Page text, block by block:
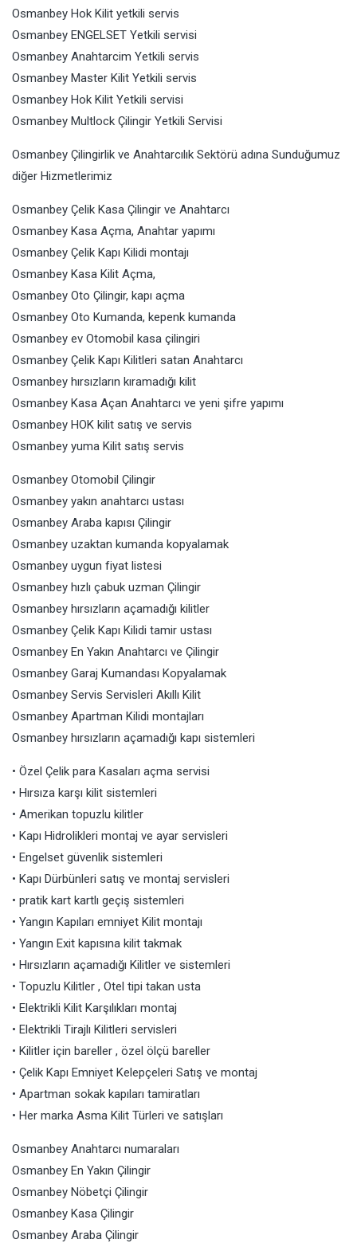
Osmanbey Hok Kilit yetkili servis
Osmanbey ENGELSET Yetkili servisi
Osmanbey Anahtarcim Yetkili servis
Osmanbey Master Kilit Yetkili servis
Osmanbey Hok Kilit Yetkili servisi
Osmanbey Multlock Çilingir Yetkili Servisi
Osmanbey Çilingirlik ve Anahtarcılık Sektörü adına Sunduğumuz
diğer Hizmetlerimiz
Osmanbey Çelik Kasa Çilingir ve Anahtarcı
Osmanbey Kasa Açma, Anahtar yapımı
Osmanbey Çelik Kapı Kilidi montajı
Osmanbey Kasa Kilit Açma,
Osmanbey Oto Çilingir, kapı açma
Osmanbey Oto Kumanda, kepenk kumanda
Osmanbey ev Otomobil kasa çilingiri
Osmanbey Çelik Kapı Kilitleri satan Anahtarcı
Osmanbey hırsızların kıramadığı kilit
Osmanbey Kasa Açan Anahtarcı ve yeni şifre yapımı
Osmanbey HOK kilit satış ve servis
Osmanbey yuma Kilit satış servis
Osmanbey Otomobil Çilingir
Osmanbey yakın anahtarcı ustası
Osmanbey Araba kapısı Çilingir
Osmanbey uzaktan kumanda kopyalamak
Osmanbey uygun fiyat listesi
Osmanbey hızlı çabuk uzman Çilingir
Osmanbey hırsızların açamadığı kilitler
Osmanbey Çelik Kapı Kilidi tamir ustası
Osmanbey En Yakın Anahtarcı ve Çilingir
Osmanbey Garaj Kumandası Kopyalamak
Osmanbey Servis Servisleri Akıllı Kilit
Osmanbey Apartman Kilidi montajları
Osmanbey hırsızların açamadığı kapı sistemleri
• Özel Çelik para Kasaları açma servisi
• Hırsıza karşı kilit sistemleri
• Amerikan topuzlu kilitler
• Kapı Hidrolikleri montaj ve ayar servisleri
• Engelset güvenlik sistemleri
• Kapı Dürbünleri satış ve montaj servisleri
• pratik kart kartlı geçiş sistemleri
• Yangın Kapıları emniyet Kilit montajı
• Yangın Exit kapısına kilit takmak
• Hırsızların açamadığı Kilitler ve sistemleri
• Topuzlu Kilitler , Otel tipi takan usta
• Elektrikli Kilit Karşılıkları montaj
• Elektrikli Tirajlı Kilitleri servisleri
• Kilitler için bareller , özel ölçü bareller
• Çelik Kapı Emniyet Kelepçeleri Satış ve montaj
• Apartman sokak kapıları tamiratları
• Her marka Asma Kilit Türleri ve satışları
Osmanbey Anahtarcı numaraları
Osmanbey En Yakın Çilingir
Osmanbey Nöbetçi Çilingir
Osmanbey Kasa Çilingir
Osmanbey Araba Çilingir